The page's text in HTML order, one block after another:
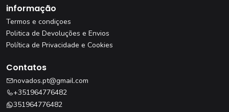
informação
Termos e condiçoes
Politica de Devoluções e Envios
Política de Privacidade e Cookies
Contatos
novados.pt@gmail.com
+351964776482
351964776482